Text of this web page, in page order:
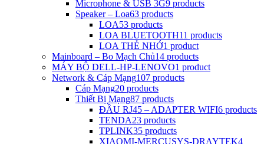
Microphone & USB 3G9 products
Speaker – Loa63 products
LOA53 products
LOA BLUETOOTH11 products
LOA THẺ NHỚ1 product
Mainboard – Bo Mạch Chủ14 products
MÁY BỘ DELL-HP-LENOVO1 product
Network & Cáp Mạng107 products
Cáp Mạng20 products
Thiết Bị Mạng87 products
ĐẦU RJ45 – ADAPTER WIFI6 products
TENDA23 products
TPLINK35 products
XIAOMI-MERCUSYS-DRAYTEK4